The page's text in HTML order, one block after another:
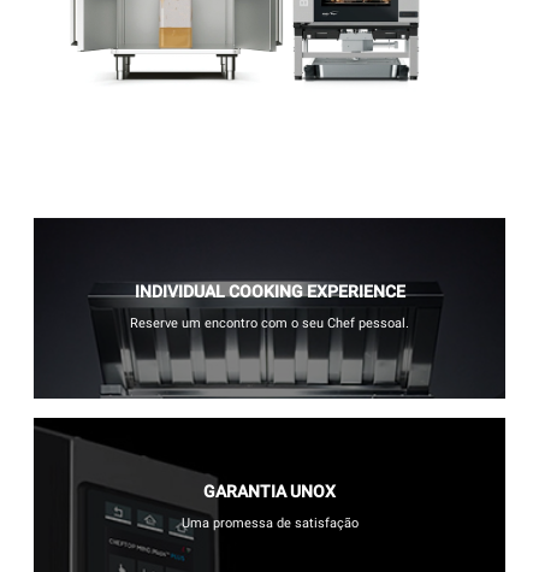
INDIVIDUAL COOKING EXPERIENCE
Reserve um encontro com o seu Chef pessoal.
GARANTIA UNOX
Uma promessa de satisfação